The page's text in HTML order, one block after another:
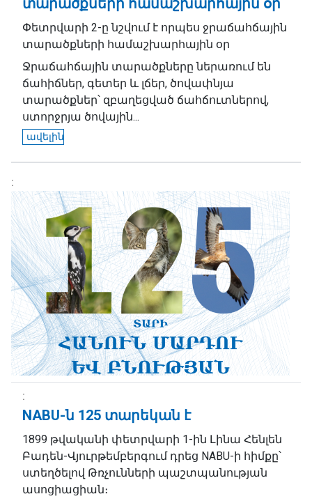
տարածքների համաշխարհային օր
Փետրվարի 2-ը նշվում է որպես ջրաճահճային
տարածքների համաշխարհային օր
Ջրաճահճային տարածքները ներառում են
ճահիճներ, գետեր և լճեր, ծովափնյա
տարածքներ՝ զբաղեցված ճահճուտներով,
ստորջրյա ծովային...
ավելին
NABU-ն 125 տարեկան է
1899 թվականի փետրվարի 1-ին Լինա Հենլեն
Բադեն-Վյուրթեմբերգում դրեց NABU-ի հիմքը՝
ստեղծելով Թռչունների պաշտպանության
ասոցիացիան։